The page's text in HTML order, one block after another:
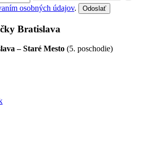
osobných údajov. Odoslať
Bratislava
– Staré Mesto (5. poschodie)